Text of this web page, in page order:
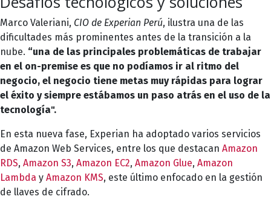
Marco Valeriani, CIO de Experian Perú, ilustra una de las
dificultades más prominentes antes de la transición a la
nube. “una de las principales problemáticas de trabajar
en el on-premise es que no podíamos ir al ritmo del
negocio, el negocio tiene metas muy rápidas para lograr
el éxito y siempre estábamos un paso atrás en el uso de la
tecnología".
En esta nueva fase, Experian ha adoptado varios servicios
de Amazon Web Services, entre los que destacan Amazon
RDS, Amazon S3, Amazon EC2, Amazon Glue, Amazon
Lambda y Amazon KMS, este último enfocado en la gestión
de llaves de cifrado.